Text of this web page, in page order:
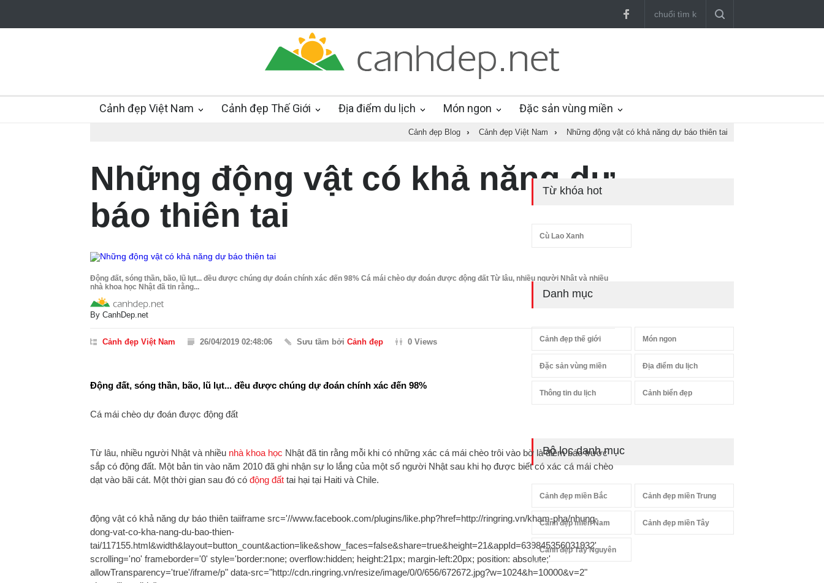
Cảnh đẹp Việt Nam Cảnh đẹp Thế Giới Địa điểm du lịch Món ngon Đặc sản vùng miền
Cảnh đẹp Blog › Cảnh đẹp Việt Nam › Những động vật có khả năng dự báo thiên tai
Những động vật có khả năng dự
báo thiên tai
Động đất, sóng thần, bão, lũ lụt... đều được chúng dự đoán chính xác đến 98% Cá mái chèo dự đoán được động đất Từ lâu, nhiều người Nhật và nhiều
nhà khoa học Nhật đã tin rằng...
By CanhDep.net
Cảnh đẹp Việt Nam 26/04/2019 02:48:06 Sưu tầm bởi Cảnh đẹp 0 Views
Động đất, sóng thần, bão, lũ lụt... đều được chúng dự đoán chính xác đến 98%
Cá mái chèo dự đoán được động đất
Từ lâu, nhiều người Nhật và nhiều nhà khoa học Nhật đã tin rằng mỗi khi có những xác cá mái chèo trôi vào bờ là điềm báo trước
sắp có động đất. Một bản tin vào năm 2010 đã ghi nhận sự lo lắng của một số người Nhật sau khi họ được biết có xác cá mái chèo
dạt vào bãi cát. Một thời gian sau đó có động đất tai hại tại Haiti và Chile.
động vật có khả năng dự báo thiên taiiframe src='//www.facebook.com/plugins/like.php?href=http://ringring.vn/kham-pha/nhung-
dong-vat-co-kha-nang-du-bao-thien-
tai/117155.html&width&layout=button_count&action=like&show_faces=false&share=true&height=21&appId=639845356031932'
scrolling='no' frameborder='0' style='border:none; overflow:hidden; height:21px; margin-left:20px; position: absolute;'
allowTransparency='true'/iframe/p" data-src="http://cdn.ringring.vn/resize/image/0/0/656/672672.jpg?w=1024&h=10000&v=2"
Từ khóa hot
Cù Lao Xanh
Danh mục
Cảnh đẹp thế giới Món ngon
Đặc sản vùng miền Địa điểm du lịch
Thông tin du lịch Cảnh biển đẹp
Bộ lọc danh mục
Cảnh đẹp miền Bắc Cảnh đẹp miền Trung
Cảnh đẹp miền Nam Cảnh đẹp miền Tây
Cảnh đẹp Tây Nguyên